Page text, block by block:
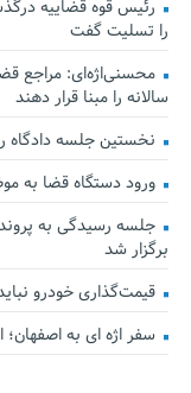
رئیس قوه قضاییه
را تسلیت گفت
محسنی‌اژه‌ای: مراجع
سالانه را مبنا قرار دهند
نخستین جلسه دادگاه
ورود دستگاه قضا به
جلسه رسیدگی به
برگزار شد
قیمت‌گذاری خودرو
سفر اژه ای به